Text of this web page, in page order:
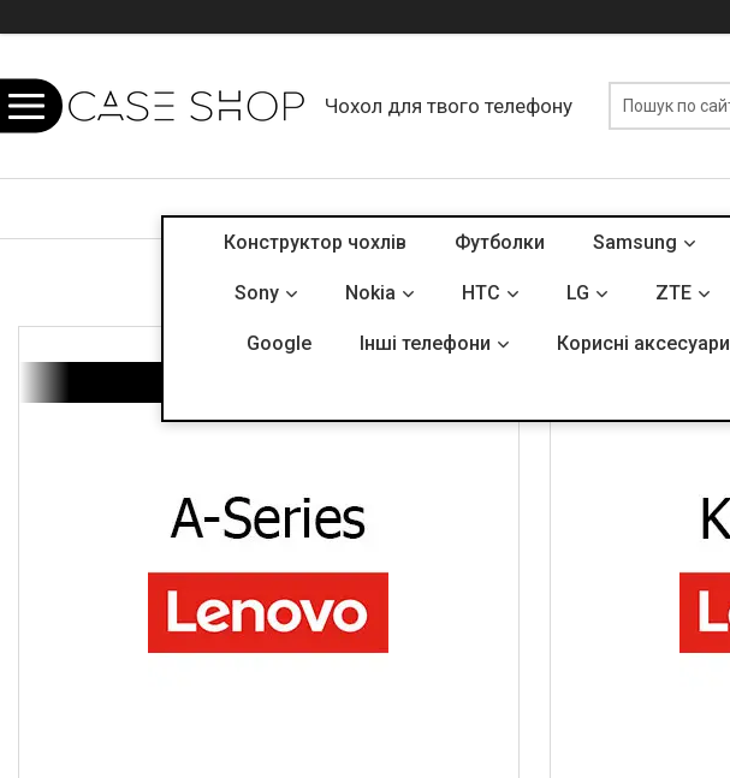
Чохол для твого телефону
Конструктор чохлів Футболки Samsung
Sony Nokia HTC LG ZTE
Google Інші телефони Корисні аксесуари